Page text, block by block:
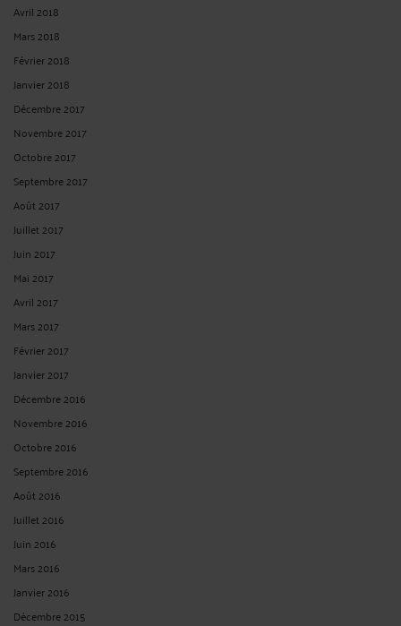
Avril 2018
Mars 2018
Février 2018
Janvier 2018
Décembre 2017
Novembre 2017
Octobre 2017
Septembre 2017
Août 2017
Juillet 2017
Juin 2017
Mai 2017
Avril 2017
Mars 2017
Février 2017
Janvier 2017
Décembre 2016
Novembre 2016
Octobre 2016
Septembre 2016
Août 2016
Juillet 2016
Juin 2016
Mars 2016
Janvier 2016
Décembre 2015